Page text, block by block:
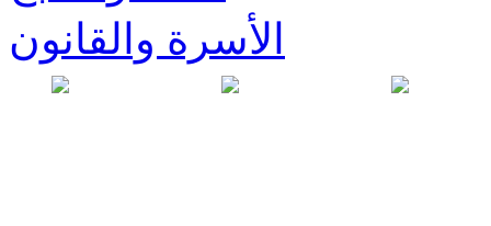
الأسرة والقانون